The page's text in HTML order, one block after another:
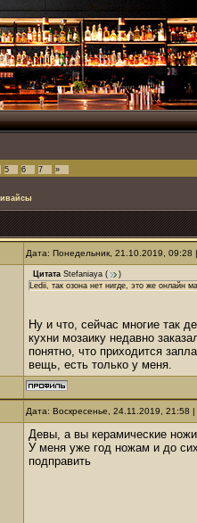
5 6 7 »
Дата: Понедельник, 21.10.2019,
Цитата Stefaniaya (
)
Ledii, так озона нет нигде, это же онлайн
Ну и что, сейчас многие так
кухни мозаику недавно
понятно, что приходится
вещь, есть только у меня.
Дата: Воскресенье, 24.11.2019,
Девы, а вы керамические
У меня уже год ножам и до
подправить